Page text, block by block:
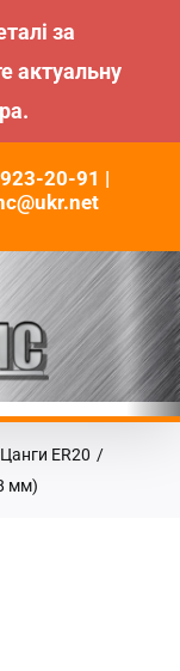
за
актуальну
20-91 |
Цанги ER20 /
мм)